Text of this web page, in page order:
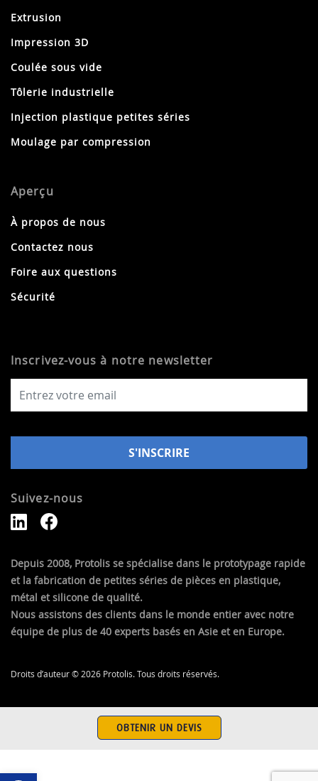
Extrusion
Impression 3D
Coulée sous vide
Tôlerie industrielle
Injection plastique petites séries
Moulage par compression
Aperçu
À propos de nous
Contactez nous
Foire aux questions
Sécurité
Inscrivez-vous à notre newsletter
Suivez-nous
Depuis 2008, Protolis se spécialise dans le prototypage rapide
et la fabrication de petites séries de pièces en plastique,
métal et silicone de qualité.
Nous assistons des clients dans le monde entier avec notre
équipe de plus de 40 experts basés en Asie et en Europe.
Droits d’auteur © 2026 Protolis. Tous droits réservés.
OBTENIR UN DEVIS